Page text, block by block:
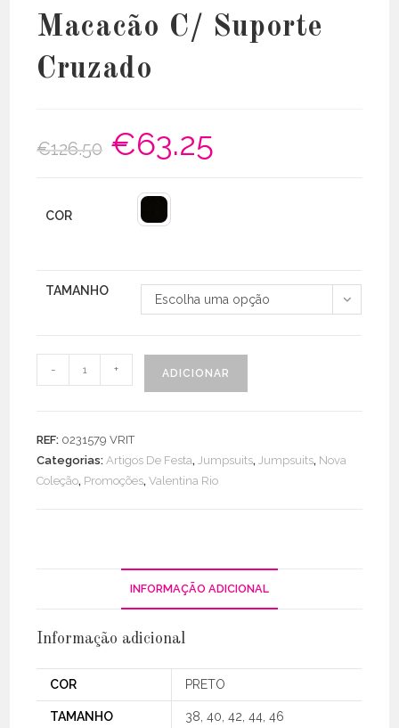
Macacão C/ Suporte
Cruzado
€126.50
O
preço
original
€63.25
COR
TAMANHO
Escolha uma opção
de
Cruzado
- + ADICIONAR
REF: 0231579 VRIT
Categorias:Artigos De Festa,Jumpsuits,Jumpsuits, Nova
Coleção, Promoções,Valentina Rio
INFORMAÇÃO ADICIONAL
Informação adicional
COR PRETO
TAMANHO 38, 40, 42, 44, 46